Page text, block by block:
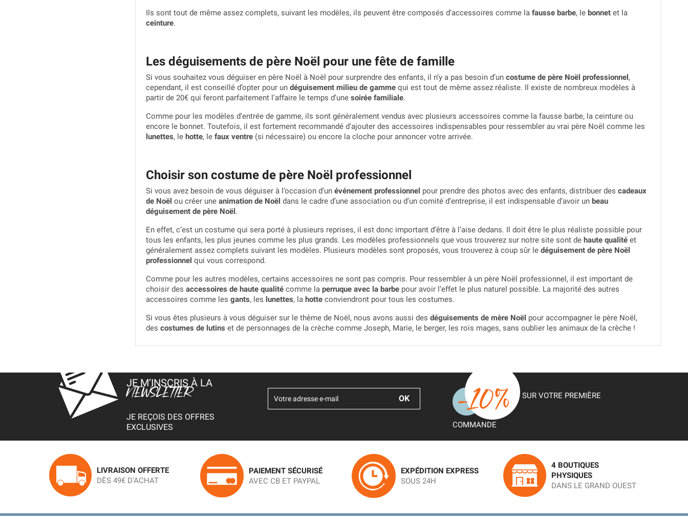
Ils sont tout de même assez complets, suivant les modèles, ils peuvent être composés d’accessoires comme la fausse barbe, le bonnetet la
ceinture.
Les déguisements de père Noël pour une fête de famille
Si vous souhaitez vous déguiser en père Noël à Noël pour surprendre des enfants, il n’y a pas besoin d’un costume de père Noël professionnel ,
cependant, il est conseillé d’opter pour un déguisement milieu de gammequi est tout de même assez réaliste. Il existe de nombreux modèles à
partir de 20€ qui feront parfaitement l'affaire le temps d’une soirée familiale.
Comme pour les modèles d’entrée de gamme, ils sont généralement vendus avec plusieurs accessoires comme la fausse barbe, la ceinture ou
encore le bonnet. Toutefois, il est fortement recommandé d’ajouter des accessoires indispensables pour ressembler au vrai père Noël comme les
lunettes, le hotte, le faux ventre(si nécessaire) ou encore la cloche pour annoncer votre arrivée.
Choisir son costume de père Noël professionnel
Si vous avez besoin de vous déguiser à l’occasion d’un événement professionnel pour prendre des photos avec des enfants, distribuer des cadeaux
de Noël ou créer uneanimation de Noël dans le cadre d’une association ou d’un comité d’entreprise, il est indispensable d’avoir un beau
déguisement de père Noël .
En effet, c’est un costume qui sera porté à plusieurs reprises, il est donc important d’être à l’aise dedans. Il doit être le plus réaliste possible pour
tous les enfants, les plus jeunes comme les plus grands. Les modèles professionnels que vous trouverez sur notre site sont de haute qualitéet
généralement assez complets suivant les modèles. Plusieurs modèles sont proposés, vous trouverez à coup sûr le déguisement de père Noël
professionnel qui vous correspond.
Comme pour les autres modèles, certains accessoires ne sont pas compris. Pour ressembler à un père Noël professionnel, il est important de
choisir des accessoires de haute qualitécomme la perruque avec la barbepour avoir l’effet le plus naturel possible. La majorité des autres
accessoires comme les gants, les lunettes, la hotteconviendront pour tous les costumes.
Si vous êtes plusieurs à vous déguiser sur le thème de Noël, nous avons aussi des déguisements de mère Noël pour accompagner le père Noël,
des costumes de lutins et de personnages de la crèche comme Joseph, Marie, le berger, les rois mages, sans oublier les animaux de la crèche !
JE M’INSCRIS À LA
NEWSLETTER
JE REÇOIS DES OFFRES
EXCLUSIVES
SUR VOTRE PREMIÈRE
COMMANDE
LIVRAISON OFFERTE
DÈS 49€ D'ACHAT
PAIEMENT SÉCURISÉ
AVEC CB ET PAYPAL
EXPÉDITION EXPRESS
SOUS 24H
4 BOUTIQUES
PHYSIQUES
DANS LE GRAND OUEST